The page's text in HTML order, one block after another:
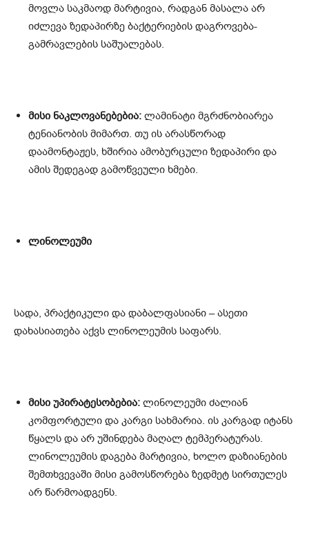
მოვლა საკმაოდ მარტივია, რადგან მასალა არ
იძლევა ზედაპირზე ბაქტერიების დაგროვება-
გამრავლების საშუალებას.
მისი ნაკლოვანებებია: ლამინატი მგრძნობიარეა
ტენიანობის მიმართ. თუ ის არასწორად
დაამონტაჟეს, ხშირია ამობურცული ზედაპირი და
ამის შედეგად გამოწვეული ხმები.
ლინოლეუმი
სადა, პრაქტიკული და დაბალფასიანი – ასეთი
დახასიათება აქვს ლინოლეუმის საფარს.
მისი უპირატესობებია: ლინოლეუმი ძალიან
კომფორტული და კარგი სახმარია. ის კარგად იტანს
წყალს და არ უშინდება მაღალ ტემპერატურას.
ლინოლეუმის დაგება მარტივია, ხოლო დაზიანების
შემთხვევაში მისი გამოსწორება ზედმეტ სირთულეს
არ წარმოადგენს.